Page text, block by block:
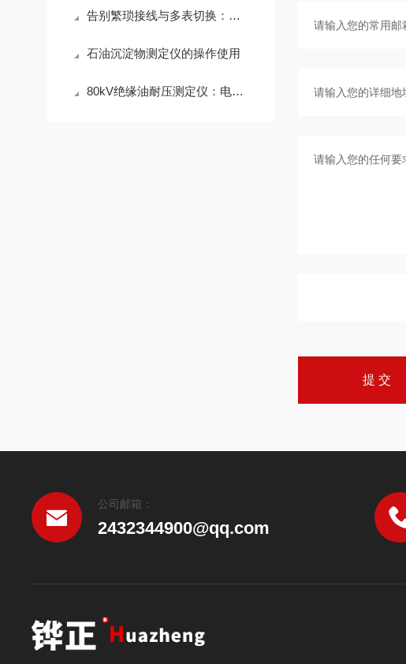
告别繁琐接线与多表切换：互感器特性测试仪的一站式检测逻辑解析
石油沉淀物测定仪的操作使用
80kV绝缘油耐压测定仪：电力设备安全的“高压卫士”
公司邮箱：
2432344900@qq.com